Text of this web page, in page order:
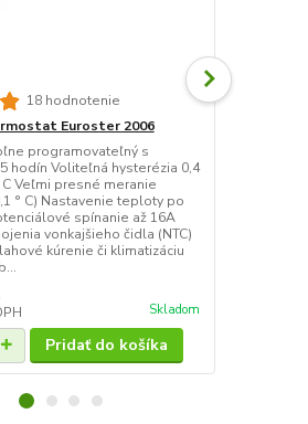
18 hodnotenie
Euroster 2006
programovateľný s
hodín Voliteľná hysterézia 0,4
C Veľmi presné meranie
° C) Nastavenie teploty po
spínanie až 16A
vonkajšieho čidla (NTC)
kúrenie či klimatizáciu
Skladom
Pridať do košíka